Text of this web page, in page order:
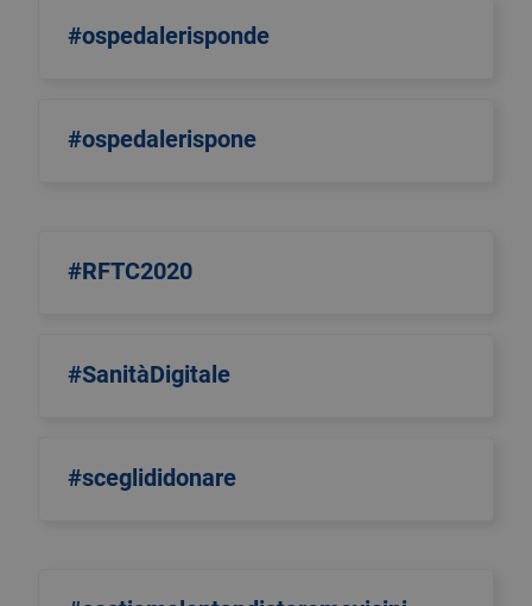
#ospedalerisponde
#ospedalerispone
#RFTC2020
#SanitàDigitale
#sceglididonare